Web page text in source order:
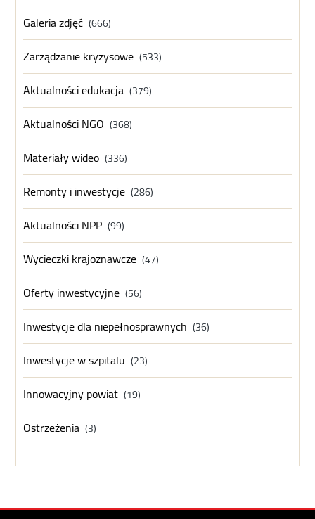
Galeria zdjęć (666)
Zarządzanie kryzysowe (533)
Aktualności edukacja (379)
Aktualności NGO (368)
Materiały wideo (336)
Remonty i inwestycje (286)
Aktualności NPP (99)
Wycieczki krajoznawcze (47)
Oferty inwestycyjne (56)
Inwestycje dla niepełnosprawnych (36)
Inwestycje w szpitalu (23)
Innowacyjny powiat (19)
Ostrzeżenia (3)